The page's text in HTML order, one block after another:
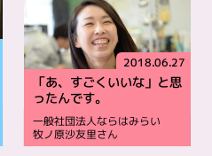
2018.06.27
「あ、すごくいいな」と思
ったんです。
一般社団法人ならはみらい
牧ノ原沙友里さん